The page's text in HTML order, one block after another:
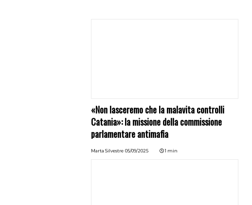
«Non lasceremo che la malavita controlli
Catania»: la missione della commissione
parlamentare antimafia
Marta Silvestre 05/09/2025 1 min